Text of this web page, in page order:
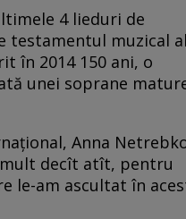
4 lieduri de
testamentul muzical
în 2014 150 ani, o
unei soprane
Anna
mult decît atît, pentru
le-am ascultat în